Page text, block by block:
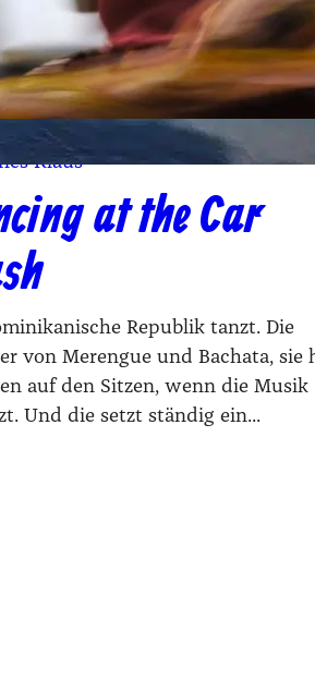
Klaus
at the Car
Republik tanzt. Die
von Merengue und Bachata, sie
auf den Sitzen, wenn die Musik
Und die setzt ständig ein...